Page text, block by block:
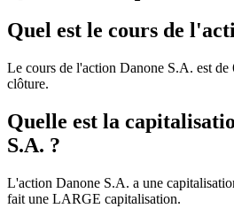
Quel est le cours de
Le cours de l'action Danone S.A. est de
clôture.
Quelle est la
S.A. ?
L'action Danone S.A. a une
fait une LARGE capitalisation.